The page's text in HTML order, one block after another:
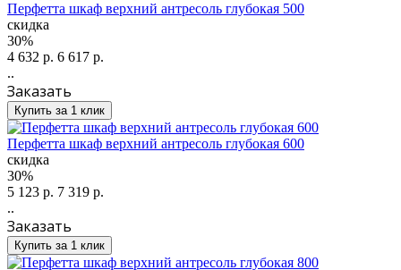
Перфетта шкаф верхний антресоль глубокая 500
скидка
30%
4 632 р. 6 617 р.
..
Заказать
Купить за 1 клик
Перфетта шкаф верхний антресоль глубокая 600
скидка
30%
5 123 р. 7 319 р.
..
Заказать
Купить за 1 клик